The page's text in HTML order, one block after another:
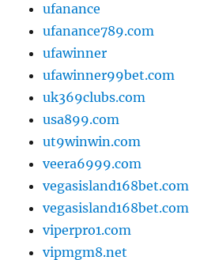
ufanance
ufanance789.com
ufawinner
ufawinner99bet.com
uk369clubs.com
usa899.com
ut9winwin.com
veera6999.com
vegasisland168bet.com
vegasisland168bet.com
viperpro1.com
vipmgm8.net